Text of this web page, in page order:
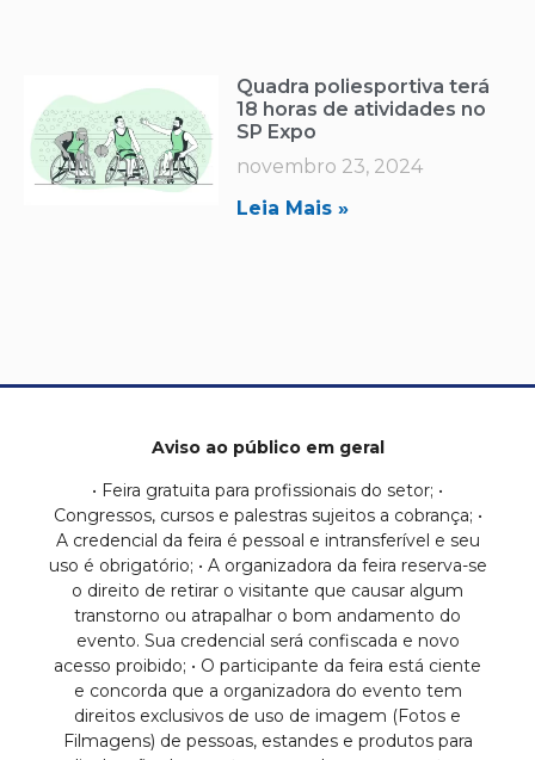
Quadra poliesportiva terá
18 horas de atividades no
SP Expo
novembro 23, 2024
Leia Mais »
Aviso ao público em geral
• Feira gratuita para profissionais do setor; •
Congressos, cursos e palestras sujeitos a cobrança; •
A credencial da feira é pessoal e intransferível e seu
uso é obrigatório; • A organizadora da feira reserva-se
o direito de retirar o visitante que causar algum
transtorno ou atrapalhar o bom andamento do
evento. Sua credencial será confiscada e novo
acesso proibido; • O participante da feira está ciente
e concorda que a organizadora do evento tem
direitos exclusivos de uso de imagem (Fotos e
Filmagens) de pessoas, estandes e produtos para